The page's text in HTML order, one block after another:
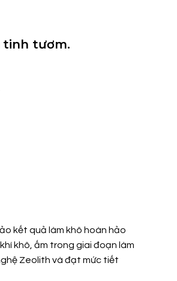
tinh tươm.
kết quả làm khô hoàn hảo
khô, ấm trong giai đoạn làm
Zeolith và đạt mức tiết